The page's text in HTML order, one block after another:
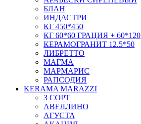
БЛАН
ИНДАСТРИ
КГ 450*450
КГ 60*60 ГРАЦИЯ + 60*120
КЕРАМОГРАНИТ 12.5*50
ЛИБРЕТТО
МАГМА
МАРМАРИС
РАПСОДИЯ
KERAMA MARAZZI
3 СОРТ
АВЕЛЛИНО
АГУСТА